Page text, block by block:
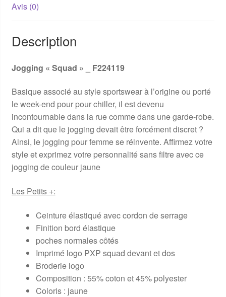
Avis (0)
Description
Jogging « Squad » _ F224119
Basique associé au style sportswear à l’origine ou porté
le week-end pour pour chiller, il est devenu
incontournable dans la rue comme dans une garde-robe.
Qui a dit que le jogging devait être forcément discret ?
Ainsi, le jogging pour femme se réinvente. Affirmez votre
style et exprimez votre personnalité sans filtre avec ce
jogging de couleur jaune
Les Petits +:
Ceinture élastiqué avec cordon de serrage
Finition bord élastique
poches normales côtés
Imprimé logo PXP squad devant et dos
Broderie logo
Composition : 55% coton et 45% polyester
Coloris : jaune